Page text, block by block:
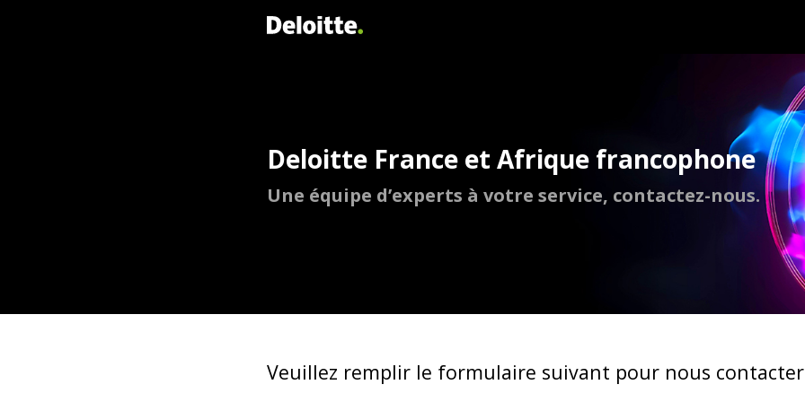
Deloitte France et Afrique francophone
Une équipe d’experts à votre service, contactez-nous.
Veuillez remplir le formulaire suivant pour nous